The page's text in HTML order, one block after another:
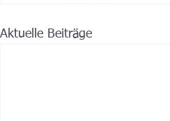
Aktuelle Beiträge